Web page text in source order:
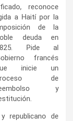
reconoce
a Haití por la
de la
deuda en
Pide al
francés
inicie un
de
y
republicano de